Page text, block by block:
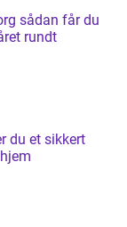
du
rundt
du et sikkert